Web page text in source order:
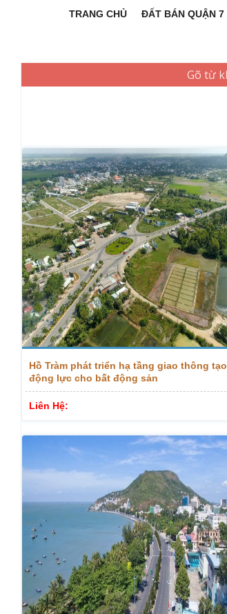
TRANG CHỦ ĐẤT BÁN QUẬN 7
Hồ Tràm phát triển hạ tầng giao thông tạo
động lực cho bất động sản
Liên Hệ: